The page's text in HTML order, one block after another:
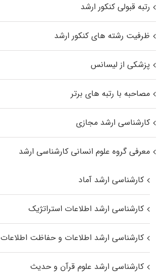
رتبه قبولی کنکور ارشد
ظرفیت رشته های کنکور ارشد
پزشکی از لیسانس
مصاحبه با رتبه های برتر
کارشناسی ارشد مجازی
معرفی گروه علوم انسانی کارشناسی ارشد
کارشناسی ارشد آماد
کارشناسی ارشد اطلاعات استراتژیک
کارشناسی ارشد اطلاعات و حفاظت اطلاعات
کارشناسی ارشد علوم قرآن و حدیث